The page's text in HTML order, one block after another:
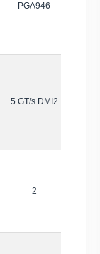
PGA946
5 GT/s DMI2
2